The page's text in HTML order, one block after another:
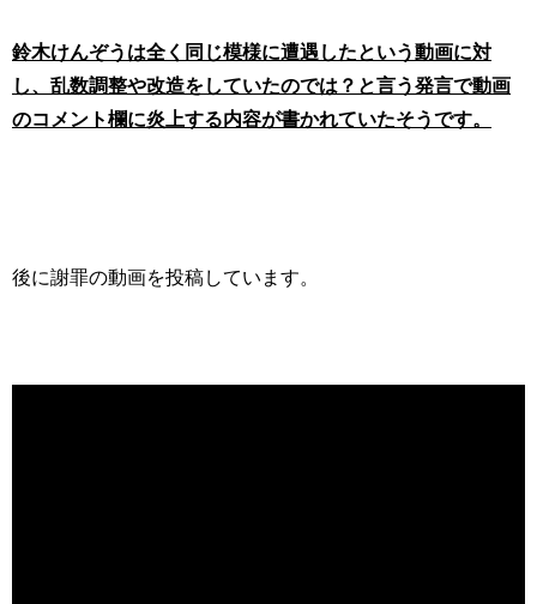
鈴木けんぞうは全く同じ模様に遭遇したという動画に対
し、乱数調整や改造をしていたのでは？と言う発言で動画
のコメント欄に炎上する内容が書かれていたそうです。
後に謝罪の動画を投稿しています。